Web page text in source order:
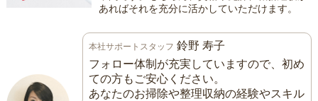
あればそれを充分に活かしていただけます。
本社サポートスタッフ 鈴野 寿子
フォロー体制が充実していますので、初め
ての方もご安心ください。
あなたのお掃除や整理収納の経験やスキル